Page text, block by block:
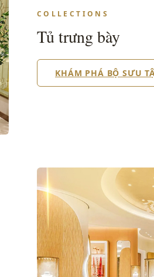
COLLECTIONS
Tủ trưng bày
KHÁM PHÁ BỘ SƯU